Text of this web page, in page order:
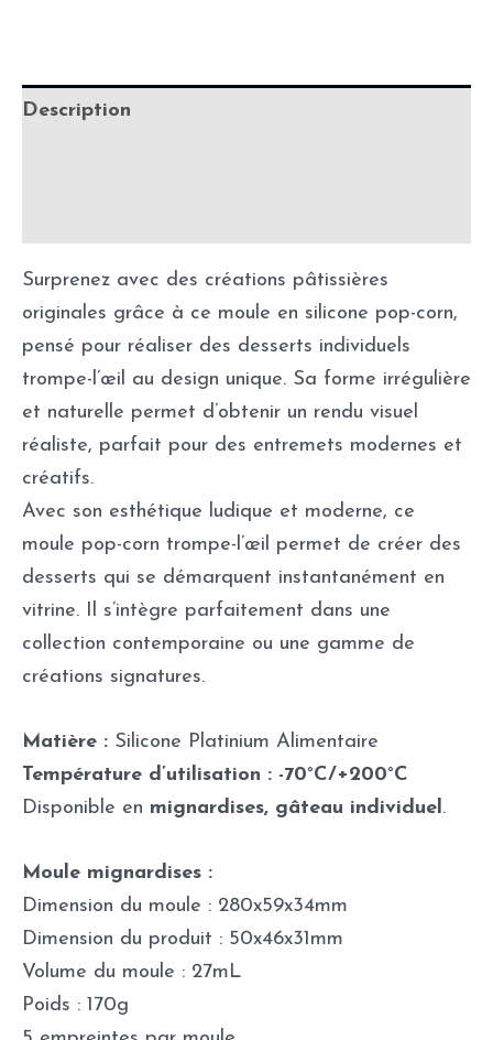
Description
Surprenez avec des créations pâtissières
originales grâce à ce moule en silicone pop-corn,
pensé pour réaliser des desserts individuels
trompe-l’œil au design unique. Sa forme irrégulière
et naturelle permet d’obtenir un rendu visuel
réaliste, parfait pour des entremets modernes et
créatifs.
Avec son esthétique ludique et moderne, ce
moule pop-corn trompe-l’œil permet de créer des
desserts qui se démarquent instantanément en
vitrine. Il s’intègre parfaitement dans une
collection contemporaine ou une gamme de
créations signatures.
Matière : Silicone Platinium Alimentaire
Température d’utilisation : -70°C/+200°C
Disponible en mignardises, gâteau individuel.
Moule mignardises :
Dimension du moule : 280x59x34mm
Dimension du produit : 50x46x31mm
Volume du moule : 27mL
Poids : 170g